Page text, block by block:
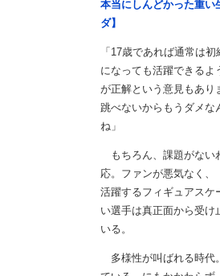
本当にしんどかった重
ダ】
「17歳であれば通常は
になっても活躍できるよ
が正解という意見もあり
跳べないからもうダメな
ね」
もちろん、課題がない
応。ファンが悪気なく
活躍するフィギュアスケ
い選手は真正面から受
いる。
多様性が叫ばれる時代